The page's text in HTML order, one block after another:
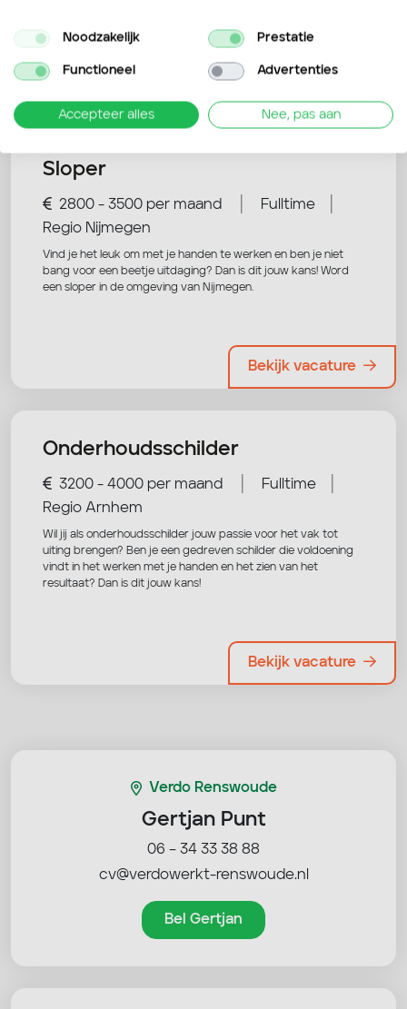
Nog niet overtuigd? Bekijk deze
Sloper
2800 - 3500 per maand Fulltime
Regio Nijmegen
Vind je het leuk om met je handen te werken en ben je niet
bang voor een beetje uitdaging? Dan is dit jouw kans! Word
een sloper in de omgeving van Nijmegen.
Bekijk vacature
Onderhoudsschilder
3200 - 4000 per maand Fulltime
Regio Arnhem
Wil jij als onderhoudsschilder jouw passie voor het vak tot
uiting brengen? Ben je een gedreven schilder die voldoening
vindt in het werken met je handen en het zien van het
resultaat? Dan is dit jouw kans!
Bekijk vacature
Verdo Renswoude
Gertjan Punt
06 – 34 33 38 88
cv@verdowerkt-renswoude.nl
Bel Gertjan
Noodzakelijk Prestatie
Functioneel Advertenties
Accepteer alles Nee, pas aan